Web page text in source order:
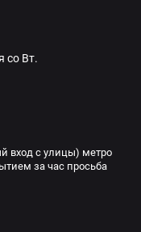
со Вт.
вход с улицы) метро
за час просьба